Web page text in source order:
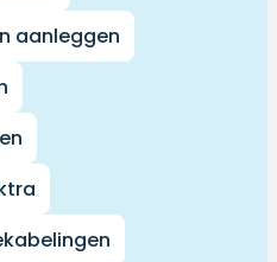
aanleggen